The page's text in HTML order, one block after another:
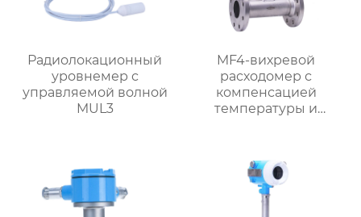
Радиолокационный
уровнемер с
управляемой волной
MUL3
MF4-вихревой
расходомер с
компенсацией
температуры и